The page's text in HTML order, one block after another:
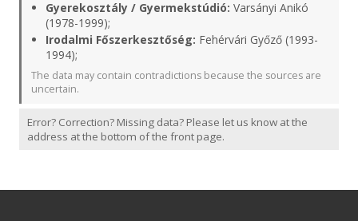
Gyerekosztály / Gyermekstúdió: Varsányi Anikó
(1978-1999);
Irodalmi Főszerkesztőség: Fehérvári Győző (1993-
1994);
The data may contain contradictions because the sources are
uncertain.
Error? Correction? Missing data? Please let us know at the
address at the bottom of the front page.